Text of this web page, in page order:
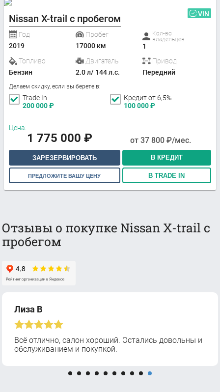
Nissan X-trail с пробегом VIN
Год
2019
Пробег
17000 км
Кол-во
владельцев
1
Топливо
Бензин
Двигатель
2.0 л/ 144 л.с.
Привод
Передний
Делаем скидку, если вы берете в:
Trade In
200 000₽
Кредит от 6,5%
100 000₽
Цена:
1 775 000 ₽ от 37 800 ₽/мес.
ЗАРЕЗЕРВИРОВАТЬ В КРЕДИТ
ПРЕДЛОЖИТЕ ВАШУ ЦЕНУ В TRADE IN
Отзывы о покупке Nissan X-trail с
пробегом
Лиза В
Всё отлично, салон хороший. Остались довольны и
обслуживанием и покупкой.